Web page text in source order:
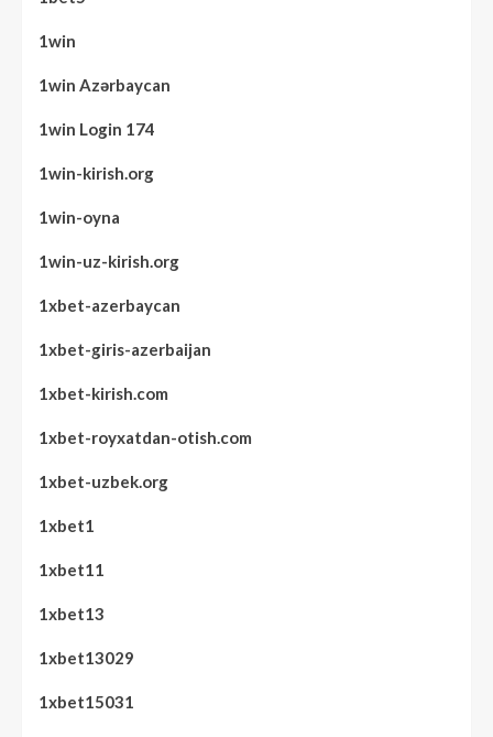
1win
1win Azərbaycan
1win Login 174
1win-kirish.org
1win-oyna
1win-uz-kirish.org
1xbet-azerbaycan
1xbet-giris-azerbaijan
1xbet-kirish.com
1xbet-royxatdan-otish.com
1xbet-uzbek.org
1xbet1
1xbet11
1xbet13
1xbet13029
1xbet15031